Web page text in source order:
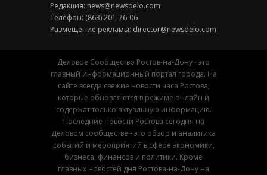
Редакция: news@newsdelo.com
Телефон: (863) 201-76-06
Размещение рекламы: director@newsdelo.com
Деловое Сообщество Ростов-на-Дону - это
главный информационный портал города. На
сайте всегда свежие новости часа Ростова,
которые обновляются в режиме онлайн и
содержат только актуальную информацию.
Последние новости Ростова сегодня на
Деловом сообществе - это обзор и аналитика
событий и мероприятий в сфере экономики,
бизнеса, финансов и политики. Кроме
главных новостей дня Ростова-на-Дону на